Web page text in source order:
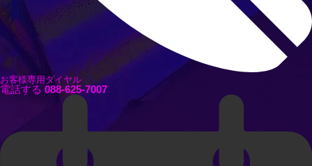
お客様専用ダイヤル
電話する 088-625-7007